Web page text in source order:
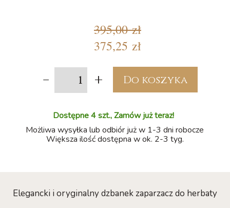
395,00 zł
375,25 zł
- + Do koszyka
Dostępne 4 szt., Zamów już teraz!
Możliwa wysyłka lub odbiór już w 1-3 dni robocze
Większa ilość dostępna w ok. 2-3 tyg.
Elegancki i oryginalny dzbanek zaparzacz do herbaty